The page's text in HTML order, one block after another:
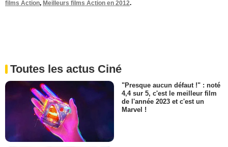
films Action, Meilleurs films Action en 2012.
Toutes les actus Ciné
"Presque aucun défaut !" : noté
4,4 sur 5, c'est le meilleur film
de l'année 2023 et c'est un
Marvel !